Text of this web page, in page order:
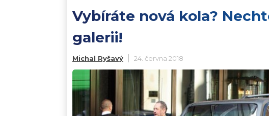
Vybíráte nová kola?
galerii!
Michal Ryšavý 24. června 2018